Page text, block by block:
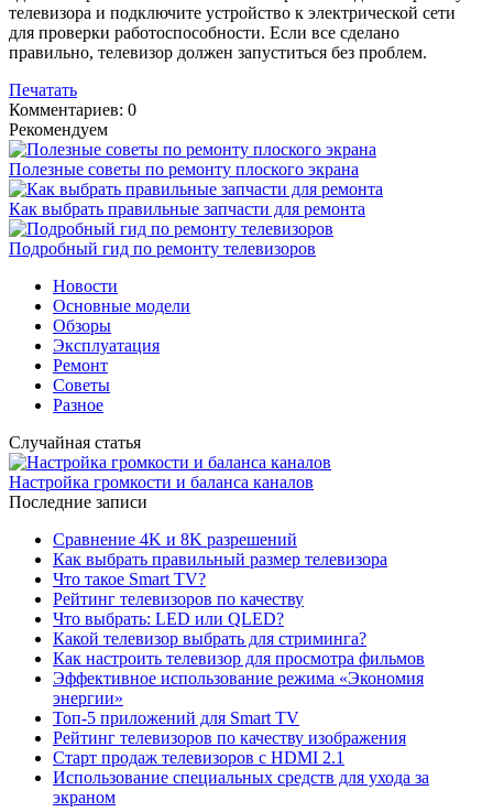
телевизора и подключите устройство к электрической сети
для проверки работоспособности. Если все сделано
правильно, телевизор должен запуститься без проблем.
Печатать
Комментариев: 0
Рекомендуем
Полезные советы по ремонту плоского экрана
Как выбрать правильные запчасти для ремонта
Подробный гид по ремонту телевизоров
Новости
Основные модели
Обзоры
Эксплуатация
Ремонт
Советы
Разное
Случайная статья
Настройка громкости и баланса каналов
Последние записи
Сравнение 4K и 8K разрешений
Как выбрать правильный размер телевизора
Что такое Smart TV?
Рейтинг телевизоров по качеству
Что выбрать: LED или QLED?
Какой телевизор выбрать для стриминга?
Как настроить телевизор для просмотра фильмов
Эффективное использование режима «Экономия
энергии»
Топ-5 приложений для Smart TV
Рейтинг телевизоров по качеству изображения
Старт продаж телевизоров с HDMI 2.1
Использование специальных средств для ухода за
экраном